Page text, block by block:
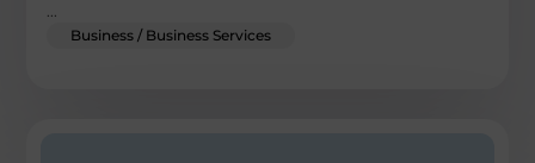
...
Business / Business Services